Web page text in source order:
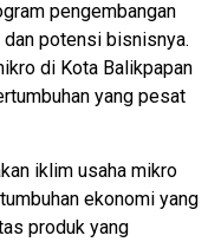
pengembangan
potensi bisnisnya.
di Kota Balikpapan
yang pesat
iklim usaha mikro
ekonomi yang
produk yang